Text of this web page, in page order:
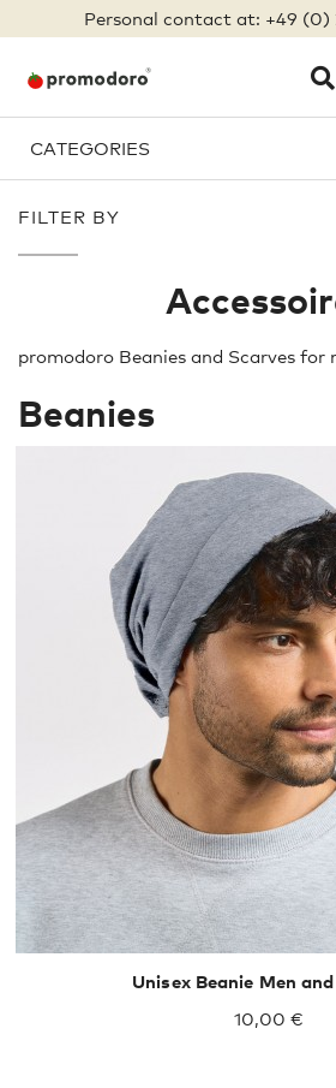
Personal contact at: +49 (0)
CATEGORIES
FILTER BY
promodoro Beanies and Scarves for
Beanies
Unisex Beanie Men
10,00 €